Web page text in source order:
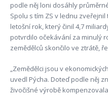
podle něj loni dosáhly
Spolu s tím ZS v lednu
letošní rok, který činil 4,7
potvrdilo očekávání za minulý
zemědělců skončilo ve ztrátě,
„Zemědělci jsou v
uvedl Pýcha. Doteď podle něj
živočišné výrobě